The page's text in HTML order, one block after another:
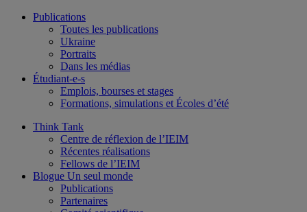
Publications
Toutes les publications
Ukraine
Portraits
Dans les médias
Étudiant-e-s
Emplois, bourses et stages
Formations, simulations et Écoles d’été
Think Tank
Centre de réflexion de l’IEIM
Récentes réalisations
Fellows de l’IEIM
Blogue Un seul monde
Publications
Partenaires